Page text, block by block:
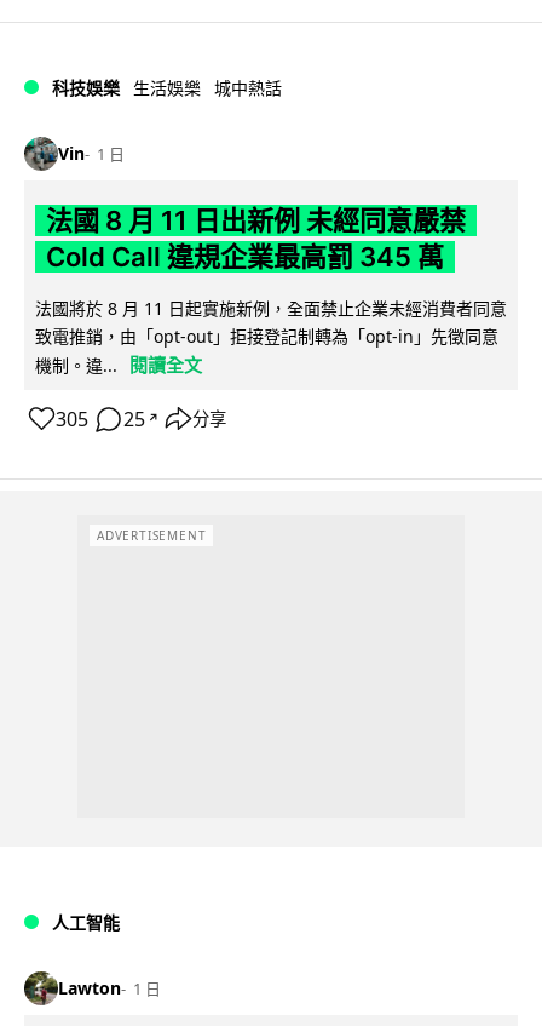
科技娛樂 生活娛樂 城中熱話
Vin 1 日
法國 8 月 11 日出新例 未經同意嚴禁
Cold Call 違規企業最高罰 345 萬
法國將於 8 月 11 日起實施新例，全面禁止企業未經消費者同意
致電推銷，由「opt-out」拒接登記制轉為「opt-in」先徵同意
機制。違...
閱讀全文
305 25 ↗ 分享
ADVERTISEMENT
人工智能
Lawton 1 日